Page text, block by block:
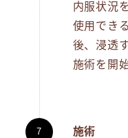
内服状況
使用でき
後、浸透
施術を開
施術